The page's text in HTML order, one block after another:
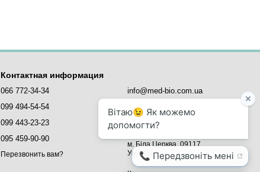
Контактная информация
066 772-34-34
099 494-54-54
099 443-23-23
095 459-90-90
Перезвонить вам?
info@med-bio.com.ua
MED-BIO - медичне обладнання,
вул. Млинова, 5,
м. Біла Церква, 09117
Україна